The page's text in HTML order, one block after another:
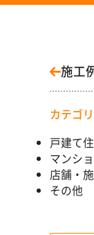
施工
カテゴ
戸建て
マンシ
店舗・
その他